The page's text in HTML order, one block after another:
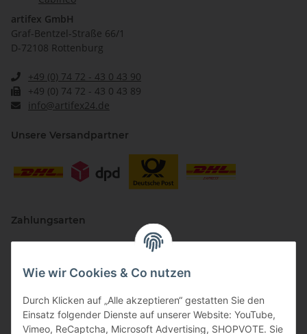
Wie wir Cookies & Co nutzen
Durch Klicken auf „Alle akzeptieren“ gestatten Sie den
Einsatz folgender Dienste auf unserer Website: YouTube,
Vimeo, ReCaptcha, Microsoft Advertising, SHOPVOTE. Sie
artifex GmbH
Graf-Bentzel-Straße 66/1
D-72108 Rottenburg
+49 (0) 74 72 - 43 0 43 90
+49 (0) 74 72 - 43 0 43 89
info@artifex24.de
Unsere Versandpartner
Zahlungsarten